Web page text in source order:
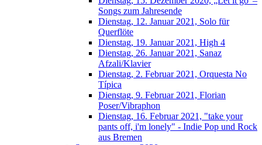
Songs zum Jahresende
Dienstag, 12. Januar 2021, Solo für
Querflöte
Dienstag, 19. Januar 2021, High 4
Dienstag, 26. Januar 2021, Sanaz
Afzali/Klavier
Dienstag, 2. Februar 2021, Orquesta No
Típica
Dienstag, 9. Februar 2021, Florian
Poser/Vibraphon
Dienstag, 16. Februar 2021, "take your
pants off, i'm lonely" - Indie Pop und Rock
aus Bremen